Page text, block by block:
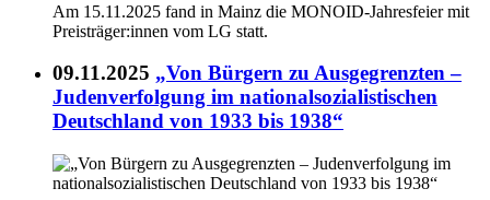
Am 15.11.2025 fand in Mainz die MONOID-Jahresfeier mit
Preisträger:innen vom LG statt.
09.11.2025 „Von Bürgern zu Ausgegrenzten –
Judenverfolgung im nationalsozialistischen
Deutschland von 1933 bis 1938“